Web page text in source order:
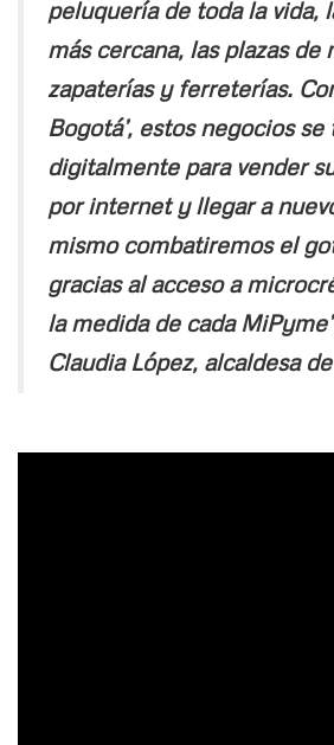
peluquería de toda la vida,
más cercana, las plazas de
zapaterías y ferreterías.
Bogotá’, estos negocios
digitalmente para vender
por internet y llegar a
mismo combatiremos el
gracias al acceso a
la medida de cada
Claudia López, alcaldesa